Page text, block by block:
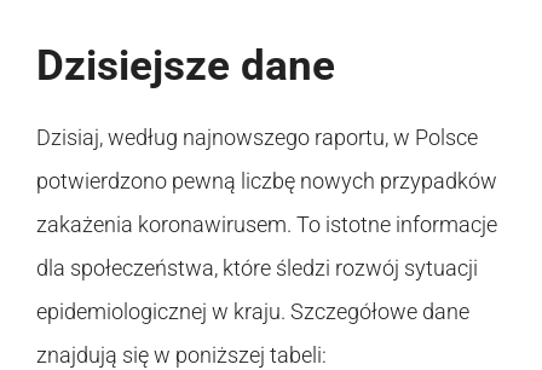
Dzisiejsze dane
Dzisiaj, według najnowszego raportu, w Polsce
potwierdzono pewną liczbę nowych przypadków
zakażenia koronawirusem. To istotne informacje
dla społeczeństwa, które śledzi rozwój sytuacji
epidemiologicznej w kraju. Szczegółowe dane
znajdują się w poniższej tabeli: